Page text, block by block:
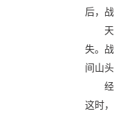
后，
失。
间山头
这时